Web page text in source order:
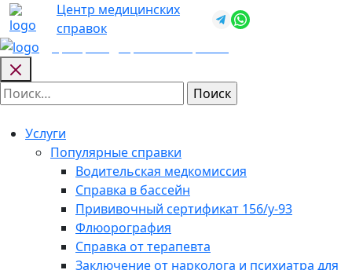
Skip
to
content
Центр медицинских
справок
Найти:
Услуги
Популярные справки
Водительская медкомиссия
Справка в бассейн
Прививочный сертификат 156/у-93
Флюорография
Справка от терапевта
Заключение от нарколога и психиатра для